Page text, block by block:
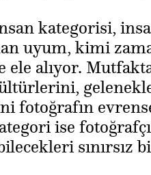
kategorisi,
uyum, kimi
ele alıyor.
fotoğrafın
ise
sınırsız